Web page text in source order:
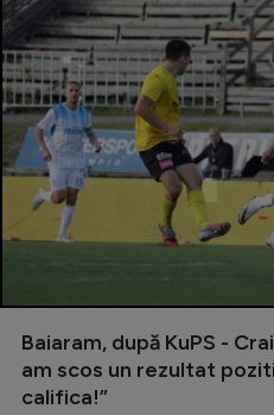
Baiaram, după KuPS -
am scos un rezultat
califica!”